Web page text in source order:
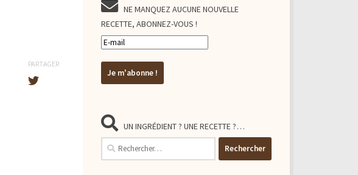
PARTAGER
NE MANQUEZ AUCUNE NOUVELLE
RECETTE, ABONNEZ-VOUS !
UN INGRÉDIENT ? UNE RECETTE ?…
Rechercher :